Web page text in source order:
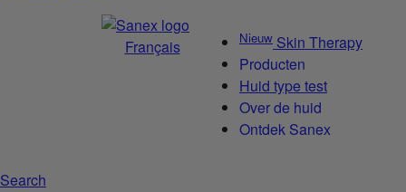
Français Nieuw Skin Therapy
Producten
Huid type test
Over de huid
Ontdek Sanex
Search